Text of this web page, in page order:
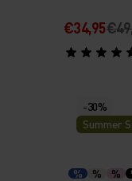
€34,95
-30%
Summer
% % %